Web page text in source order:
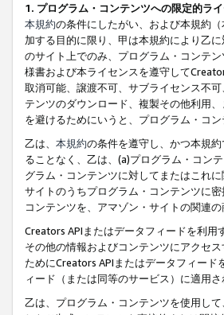
1. プログラム・コンテンツへの限定的ラ
本規約の条件にしたがい、および本規約
加する目的に限り、甲は本規約により乙
のサイト上でのみ、プログラム・コンテ
様書および本ライセンスを遵守して
取消可能、譲渡不可、サブライセンス不
テンツのダウンロード、複製その他利用
を避けるためにいうと、プログラム・コ
乙は、 本規約の条件を遵守し、かつ本規
ることなく、乙は、(a)プログラム・コン
グラム・コンテンツに対してまたはこれ
サイトのうちプログラム・コンテンツに
コンテンツを、アマゾン・サイトの関連
Creators APIまたはデータフィードを利
その他の情報およびコンテンツにアクセ
ためにCreators APIまたはデータフィー
ィード（または同等のサービス）に適用
乙は、プログラム・コンテンツを使用し